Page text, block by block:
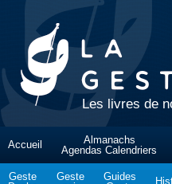
Les livres de
Accueil
Almanachs
Agendas Calendriers
Geste
Geste
Guides